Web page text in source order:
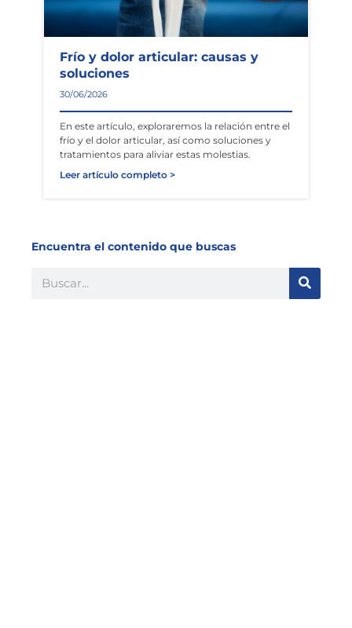
Frío y dolor articular: causas y
soluciones
30/06/2026
En este artículo, exploraremos la relación entre el
frío y el dolor articular, así como soluciones y
tratamientos para aliviar estas molestias.
Leer artículo completo >
Encuentra el contenido que buscas